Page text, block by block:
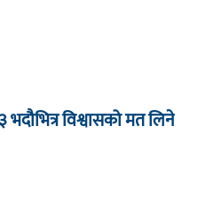
विश्वासको मत लिने